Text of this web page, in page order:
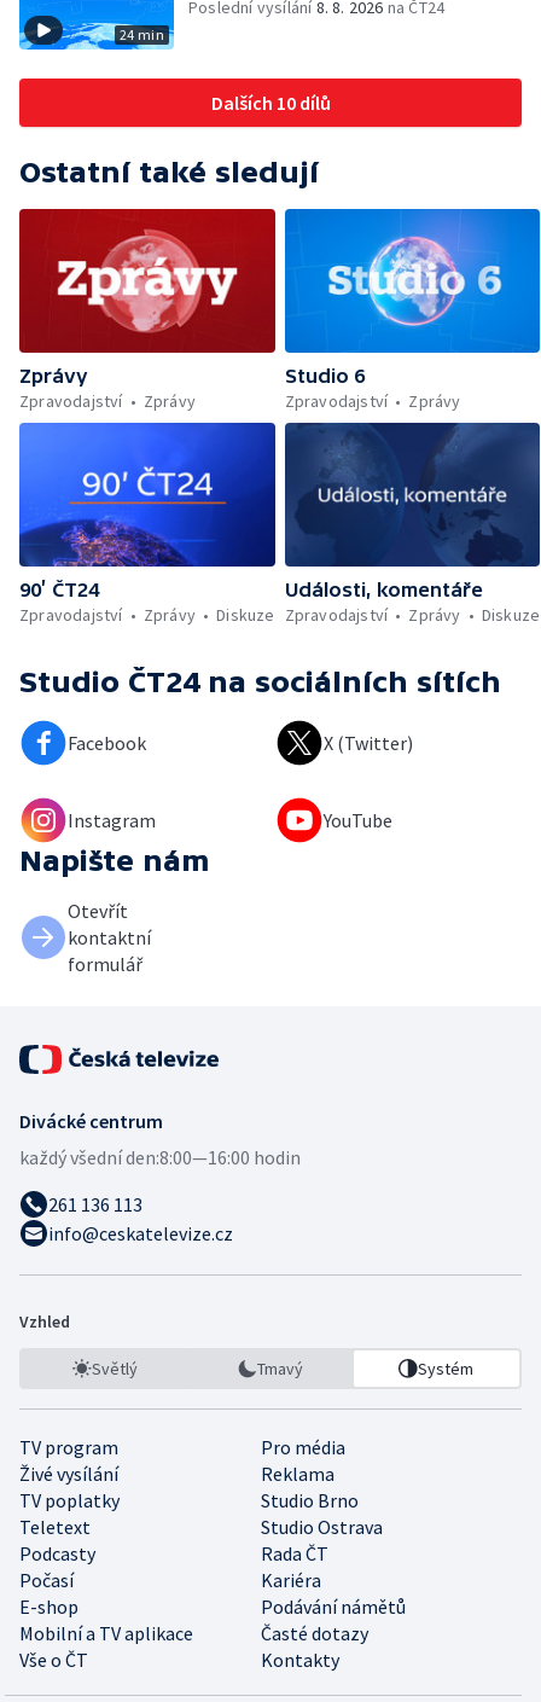
24 min
Poslední vysílání8. 8. 2026 na ČT24
Dalších 10 dílů
Ostatní také sledují
Zprávy
Zpravodajství
Zprávy
Studio 6
Zpravodajství
Zprávy
90’ ČT24
Zpravodajství
Zprávy Diskuze
Události, komentáře
Zpravodajství
Zprávy Diskuze
Studio ČT24 na sociálních sítích
Facebook X (Twitter)
Instagram YouTube
Napište nám
Otevřít
kontaktní
formulář
Divácké centrum
každý všední den:8:00—16:00 hodin
261 136 113
info@ceskatelevize.cz
Vzhled
Světlý Tmavý Systém
TV program
Pro média
Živé vysílání
Reklama
TV poplatky
Studio Brno
Teletext
Studio Ostrava
Podcasty
Rada ČT
Počasí
Kariéra
E-shop
Podávání námětů
Mobilní a TV aplikace
Časté dotazy
Vše o ČT
Kontakty